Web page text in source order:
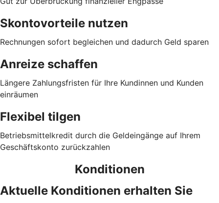
Skontovorteile nutzen
Rechnungen sofort begleichen und dadurch Geld sparen
Anreize schaffen
Längere Zahlungsfristen für Ihre Kundinnen und Kunden
einräumen
Flexibel tilgen
Betriebsmittelkredit durch die Geldeingänge auf Ihrem
Geschäftskonto zurückzahlen
Konditionen
Aktuelle Konditionen erhalten Sie